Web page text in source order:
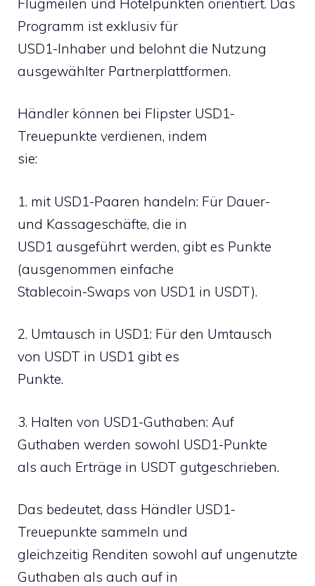
Programm ist exklusiv für
USD1-Inhaber und belohnt die Nutzung
ausgewählter Partnerplattformen.
Händler können bei Flipster USD1-
Treuepunkte verdienen, indem
sie:
1. mit USD1-Paaren handeln: Für Dauer-
und Kassageschäfte, die in
USD1 ausgeführt werden, gibt es Punkte
(ausgenommen einfache
Stablecoin-Swaps von USD1 in USDT).
2. Umtausch in USD1: Für den Umtausch
von USDT in USD1 gibt es
Punkte.
3. Halten von USD1-Guthaben: Auf
Guthaben werden sowohl USD1-Punkte
als auch Erträge in USDT gutgeschrieben.
Das bedeutet, dass Händler USD1-
Treuepunkte sammeln und
gleichzeitig Renditen sowohl auf ungenutzte
Guthaben als auch auf in